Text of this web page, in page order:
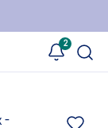
2
-